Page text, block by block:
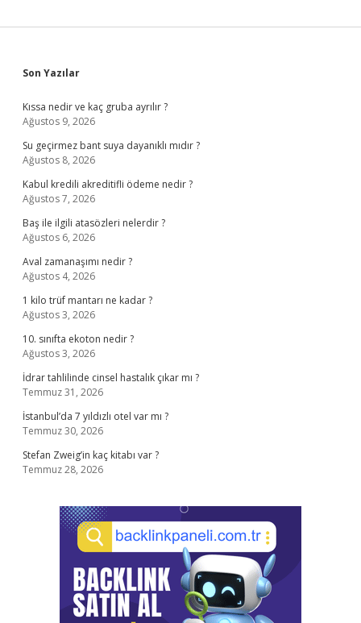
Sidebar
Son Yazılar
Kıssa nedir ve kaç gruba ayrılır ?
Ağustos 9, 2026
Su geçirmez bant suya dayanıklı mıdır ?
Ağustos 8, 2026
Kabul kredili akreditifli ödeme nedir ?
Ağustos 7, 2026
Baş ile ilgili atasözleri nelerdir ?
Ağustos 6, 2026
Aval zamanaşımı nedir ?
Ağustos 4, 2026
1 kilo trüf mantarı ne kadar ?
Ağustos 3, 2026
10. sınıfta ekoton nedir ?
Ağustos 3, 2026
İdrar tahlilinde cinsel hastalık çıkar mı ?
Temmuz 31, 2026
İstanbul’da 7 yıldızlı otel var mı ?
Temmuz 30, 2026
Stefan Zweig’in kaç kitabı var ?
Temmuz 28, 2026